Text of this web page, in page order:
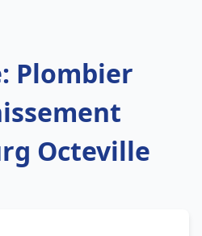
Plombier
Octeville